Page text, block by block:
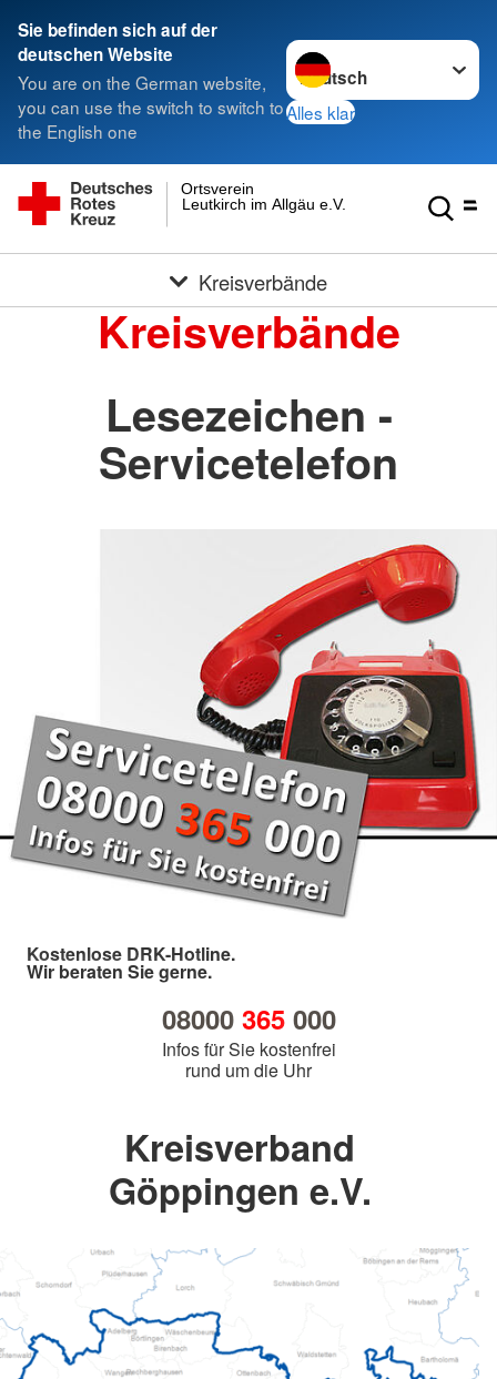
Sie befinden sich auf der
deutschen Website
You are on the German website,
you can use the switch to switch to
the English one
Sprache wechseln zu
Alles klar
Leutkirch im Allgäu e.V.
Ortsverein
Kreisverbände
Kreisverbände
Lesezeichen -
Servicetelefon
Kostenlose DRK-Hotline.
Wir beraten Sie gerne.
08000 365000
Infos für Sie kostenfrei
rund um die Uhr
Kreisverband
Göppingen e.V.